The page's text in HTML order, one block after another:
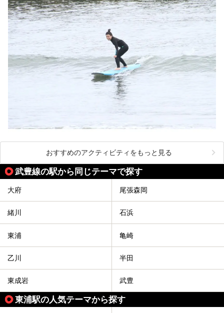
おすすめのアクティビティをもっと見る
武豊線の駅から同じテーマで探す
大府 尾張森岡
緒川 石浜
東浦 亀崎
乙川 半田
東成岩 武豊
東浦駅の人気テーマから探す